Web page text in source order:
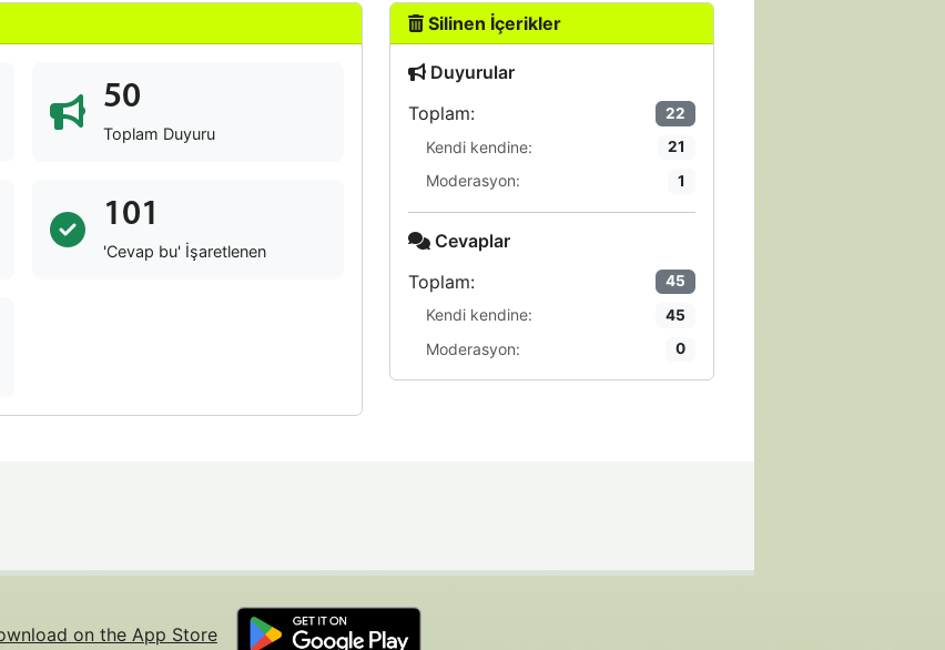
50
Toplam Duyuru
101
'Cevap bu' İşaretlenen
Silinen İçerikler
Duyurular
Toplam:
22
Kendi kendine: 21
Moderasyon: 1
Cevaplar
Toplam:
45
Kendi kendine: 45
Moderasyon: 0